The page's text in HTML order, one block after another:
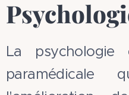
La psychologie
paramédicale